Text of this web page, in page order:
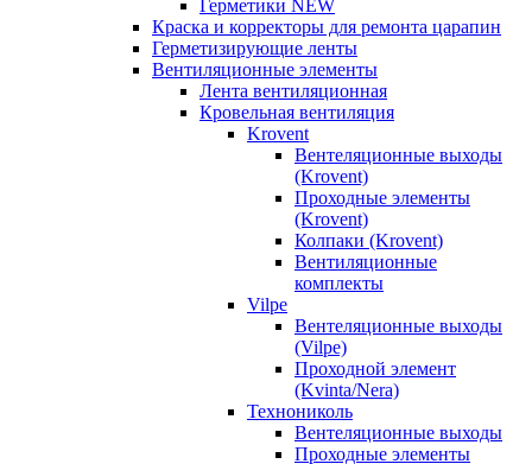
Герметики NEW
Краска и корректоры для ремонта царапин
Герметизирующие ленты
Вентиляционные элементы
Лента вентиляционная
Кровельная вентиляция
Krovent
Вентеляционные выходы
(Krovent)
Проходные элементы
(Krovent)
Колпаки (Krovent)
Вентиляционные
комплекты
Vilpe
Вентеляционные выходы
(Vilpe)
Проходной элемент
(Kvinta/Nera)
Технониколь
Вентеляционные выходы
Проходные элементы